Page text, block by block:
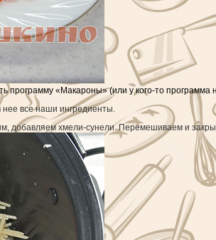
программу «Макароны» (или у кого-то
нее все наши ингредиенты.
добавляем хмели-сунели. Перемешиваем и